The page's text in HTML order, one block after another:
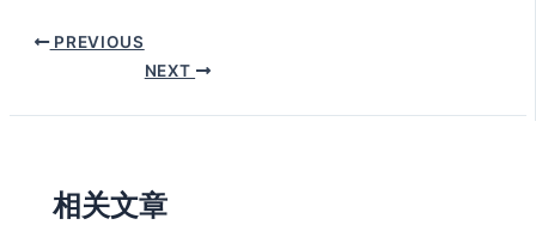
PREVIOUS
NEXT
相关文章